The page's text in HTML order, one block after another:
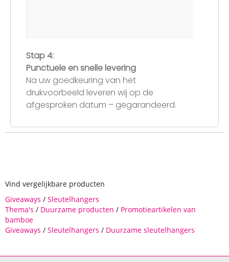
Stap 4:
Punctuele en snelle levering
Na uw goedkeuring van het
drukvoorbeeld leveren wij op de
afgesproken datum – gegarandeerd.
Vind vergelijkbare producten
Giveaways / Sleutelhangers
Thema's / Duurzame producten / Promotieartikelen van
bamboe
Giveaways / Sleutelhangers / Duurzame sleutelhangers